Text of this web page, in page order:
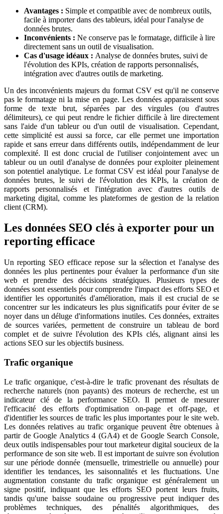
Avantages : Simple et compatible avec de nombreux outils,
facile à importer dans des tableurs, idéal pour l'analyse de
données brutes.
Inconvénients : Ne conserve pas le formatage, difficile à lire
directement sans un outil de visualisation.
Cas d'usage idéaux : Analyse de données brutes, suivi de
l'évolution des KPIs, création de rapports personnalisés,
intégration avec d'autres outils de marketing.
Un des inconvénients majeurs du format CSV est qu'il ne conserve
pas le formatage ni la mise en page. Les données apparaissent sous
forme de texte brut, séparées par des virgules (ou d'autres
délimiteurs), ce qui peut rendre le fichier difficile à lire directement
sans l'aide d'un tableur ou d'un outil de visualisation. Cependant,
cette simplicité est aussi sa force, car elle permet une importation
rapide et sans erreur dans différents outils, indépendamment de leur
complexité. Il est donc crucial de l'utiliser conjointement avec un
tableur ou un outil d'analyse de données pour exploiter pleinement
son potentiel analytique. Le format CSV est idéal pour l'analyse de
données brutes, le suivi de l'évolution des KPIs, la création de
rapports personnalisés et l'intégration avec d'autres outils de
marketing digital, comme les plateformes de gestion de la relation
client (CRM).
Les données SEO clés à exporter pour un
reporting efficace
Un reporting SEO efficace repose sur la sélection et l'analyse des
données les plus pertinentes pour évaluer la performance d'un site
web et prendre des décisions stratégiques. Plusieurs types de
données sont essentiels pour comprendre l'impact des efforts SEO et
identifier les opportunités d'amélioration, mais il est crucial de se
concentrer sur les indicateurs les plus significatifs pour éviter de se
noyer dans un déluge d'informations inutiles. Ces données, extraites
de sources variées, permettent de construire un tableau de bord
complet et de suivre l'évolution des KPIs clés, alignant ainsi les
actions SEO sur les objectifs business.
Trafic organique
Le trafic organique, c'est-à-dire le trafic provenant des résultats de
recherche naturels (non payants) des moteurs de recherche, est un
indicateur clé de la performance SEO. Il permet de mesurer
l'efficacité des efforts d'optimisation on-page et off-page, et
d'identifier les sources de trafic les plus importantes pour le site web.
Les données relatives au trafic organique peuvent être obtenues à
partir de Google Analytics 4 (GA4) et de Google Search Console,
deux outils indispensables pour tout marketeur digital soucieux de la
performance de son site web. Il est important de suivre son évolution
sur une période donnée (mensuelle, trimestrielle ou annuelle) pour
identifier les tendances, les saisonnalités et les fluctuations. Une
augmentation constante du trafic organique est généralement un
signe positif, indiquant que les efforts SEO portent leurs fruits,
tandis qu'une baisse soudaine ou progressive peut indiquer des
problèmes techniques, des pénalités algorithmiques, des